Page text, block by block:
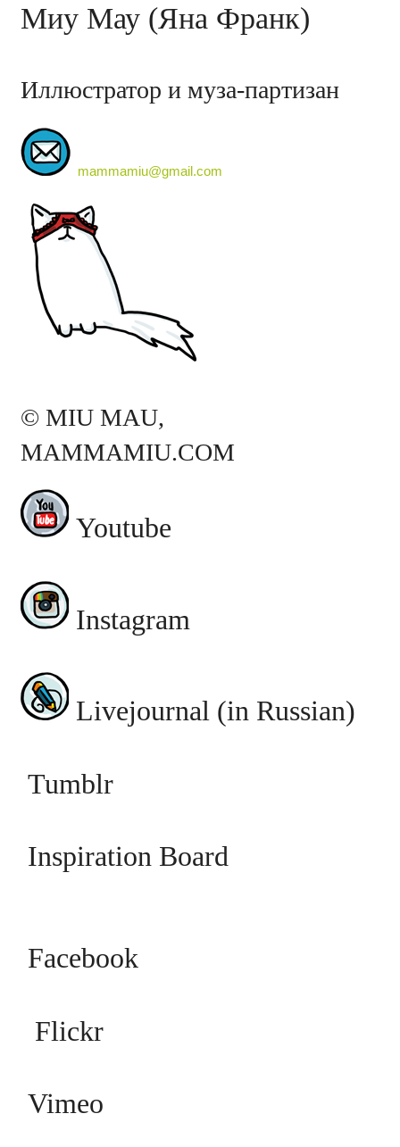
Миу Мау (Яна Франк)
Иллюстратор и муза-партизан
mammamiu@gmail.com
© MIU MAU,
MAMMAMIU.COM
Youtube
Instagram
Livejournal (in Russian)
Tumblr
Inspiration Board
Facebook
Flickr
Vimeo